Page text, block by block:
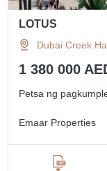
LOTUS
Dubai Creek
1 380 000
Petsa ng
Emaar Properties